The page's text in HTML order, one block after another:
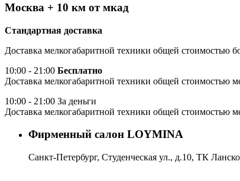
Москва + 10 км от мкад
Стандартная доставка
Доставка мелкогабаритной техники общей стоимостью
10:00 - 21:00 Бесплатно
Доставка мелкогабаритной техники общей стоимостью
10:00 - 21:00 За деньги
Доставка мелкогабаритной техники общей стоимостью
Фирменный салон LOYMINA
Санкт-Петербург, Студенческая ул., д.10, ТК